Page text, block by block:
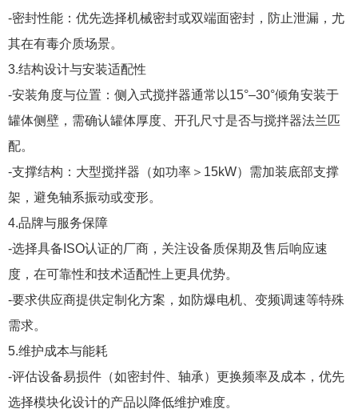
-密封性能：优先选择机械密封或双端面密封，防止泄漏，尤
其在有毒介质场景。
3.结构设计与安装适配性
-安装角度与位置：侧入式搅拌器通常以15°–30°倾角安装于
罐体侧壁，需确认罐体厚度、开孔尺寸是否与搅拌器法兰匹
配。
-支撑结构：大型搅拌器（如功率＞15kW）需加装底部支撑
架，避免轴系振动或变形。
4.品牌与服务保障
-选择具备ISO认证的厂商，关注设备质保期及售后响应速
度，在可靠性和技术适配性上更具优势。
-要求供应商提供定制化方案，如防爆电机、变频调速等特殊
需求。
5.维护成本与能耗
-评估设备易损件（如密封件、轴承）更换频率及成本，优先
选择模块化设计的产品以降低维护难度。